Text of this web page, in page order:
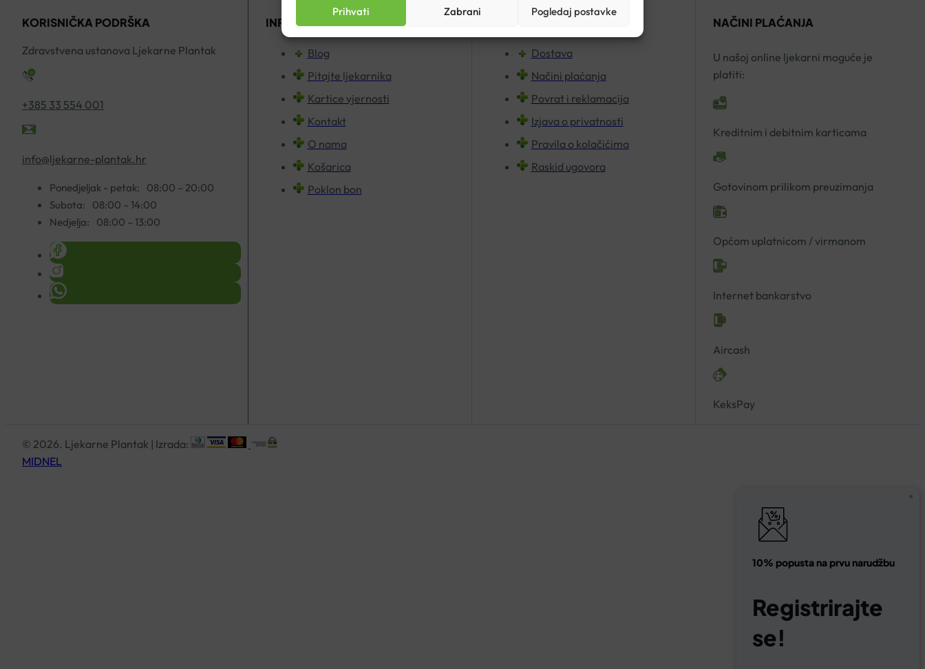
Prihvati Zabrani Pogledaj postavke
KORISNIČKA PODRŠKA
Zdravstvena ustanova Ljekarne Plantak
+385 33 554 001
info@ljekarne-plantak.hr
Ponedjeljak - petak:
08:00 – 20:00
Subota:
08:00 – 14:00
Nedjelja:
08:00 – 13:00
INFO CENTAR
Blog
Pitajte ljekarnika
Kartice vjernosti
Kontakt
O nama
Košarica
Poklon bon
UVJETI KUPNJE
Dostava
Načini plaćanja
Povrat i reklamacija
Izjava o privatnosti
Pravila o kolačićima
Raskid ugovora
NAČINI PLAĆANJA
U našoj online ljekarni moguće je
platiti:
Kreditnim i debitnim karticama
Gotovinom prilikom preuzimanja
Općom uplatnicom / virmanom
Internet bankarstvo
Aircash
KeksPay
© 2026. Ljekarne Plantak | Izrada:
MIDNEL
10% popusta na prvu narudžbu
Registrirajte
se!